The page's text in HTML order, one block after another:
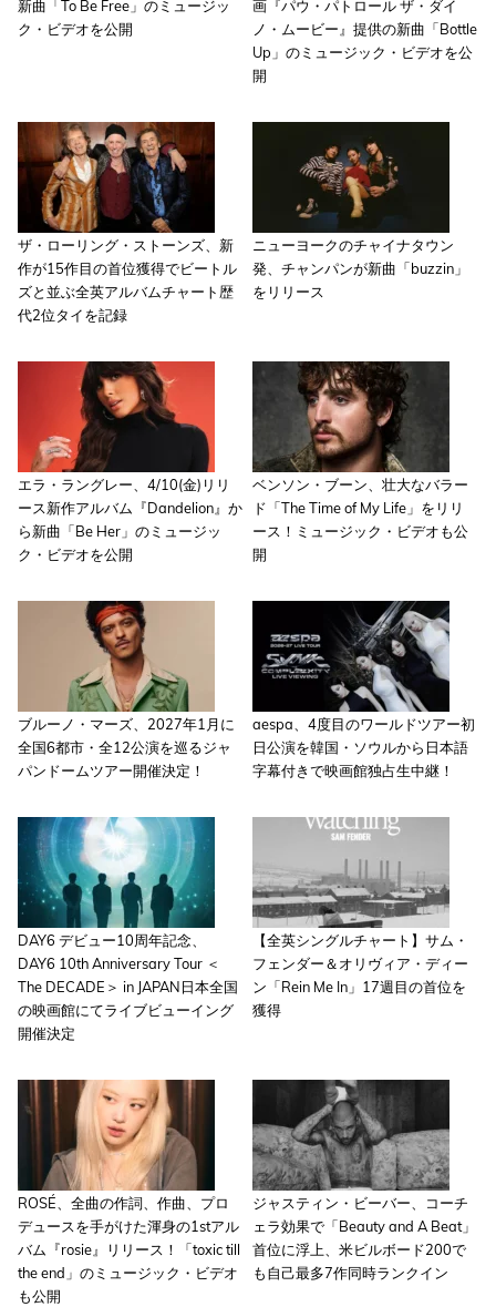
新曲「To Be Free」のミュージッ
ク・ビデオを公開
画『パウ・パトロール ザ・ダイ
ノ・ムービー』提供の新曲「Bottle
Up」のミュージック・ビデオを公
開
ザ・ローリング・ストーンズ、新
作が15作目の首位獲得でビートル
ズと並ぶ全英アルバムチャート歴
代2位タイを記録
ニューヨークのチャイナタウン
発、チャンパンが新曲「buzzin」
をリリース
エラ・ラングレー、4/10(金)リリ
ース新作アルバム『Dandelion』か
ら新曲「Be Her」のミュージッ
ク・ビデオを公開
ベンソン・ブーン、壮大なバラー
ド「The Time of My Life」をリリ
ース！ミュージック・ビデオも公
開
ブルーノ・マーズ、2027年1月に
全国6都市・全12公演を巡るジャ
パンドームツアー開催決定！
aespa、4度目のワールドツアー初
日公演を韓国・ソウルから日本語
字幕付きで映画館独占生中継！
DAY6 デビュー10周年記念、
DAY6 10th Anniversary Tour ＜
The DECADE＞ in JAPAN日本全国
の映画館にてライブビューイング
開催決定
【全英シングルチャート】サム・
フェンダー＆オリヴィア・ディー
ン「Rein Me In」17週目の首位を
獲得
ROSÉ、全曲の作詞、作曲、プロ
デュースを手がけた渾身の1stアル
バム『rosie』リリース！「toxic till
the end」のミュージック・ビデオ
も公開
ジャスティン・ビーバー、コーチ
ェラ効果で「Beauty and A Beat」
首位に浮上、米ビルボード200で
も自己最多7作同時ランクイン